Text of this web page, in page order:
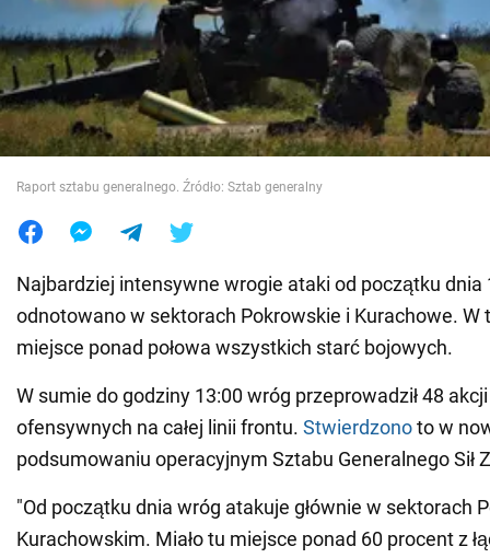
Wojna na Ukrainie
Świat
Jedzenie
Raport sztabu generalnego. Źródło: Sztab generalny
Najbardziej intensywne wrogie ataki od początku dnia
odnotowano w sektorach Pokrowskie i Kurachowe. W
miejsce ponad połowa wszystkich starć bojowych.
W sumie do godziny 13:00 wróg przeprowadził 48
ofensywnych na całej linii frontu. Stwierdzonoto w
podsumowaniu operacyjnym Sztabu Generalnego Sił
"Od początku dnia wróg atakuje głównie w sektorach
Kurachowskim. Miało tu miejsce ponad 60 procent z